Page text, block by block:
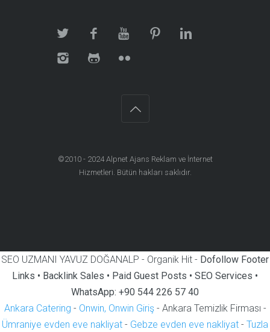
©2010 - 2024Alpnet Ajans Reklam ve İnternet
Hizmetleri. Bütün hakları saklıdır.
SEO UZMANI YAVUZ DOĞANALP - Organik Hit - Dofollow Footer
Links • Backlink Sales • Paid Guest Posts • SEO Services •
WhatsApp: +90 544 226 57 40
Ankara Catering - Onwin, Onwin Giriş- Ankara Temizlik Firması -
Ümraniye evden eve nakliyat - Gebze evden eve nakliyat - Tuzla